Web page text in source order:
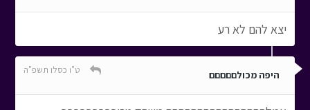
יצא להם לא רע
היפה מכולםםםםם ט"ו כסלו תשפ"ה